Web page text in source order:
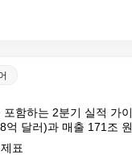
함하는 2분기 실적 가
억 달러)과 매출 171조
표